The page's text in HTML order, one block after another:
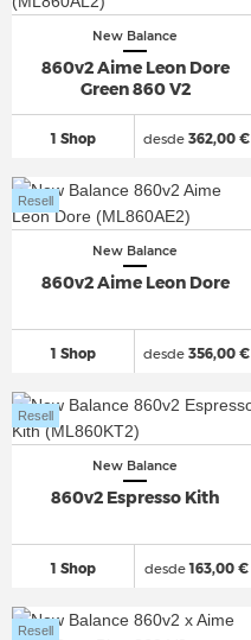
New Balance
860v2 Aime Leon Dore
Green 860 V2
1 Shop desde 362,00 €
New Balance
860v2 Aime Leon Dore
1 Shop
Resell
desde 356,00 €
New Balance
860v2 Espresso Kith
1 Shop
Resell
desde163,00 €
Resell